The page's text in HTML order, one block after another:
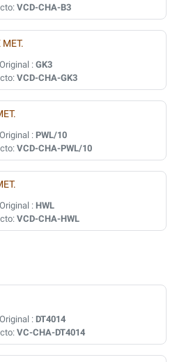
VCD-CHA-B3
: GK3
VCD-CHA-GK3
: PWL/10
VCD-CHA-PWL/10
: HWL
VCD-CHA-HWL
: DT4014
VC-CHA-DT4014